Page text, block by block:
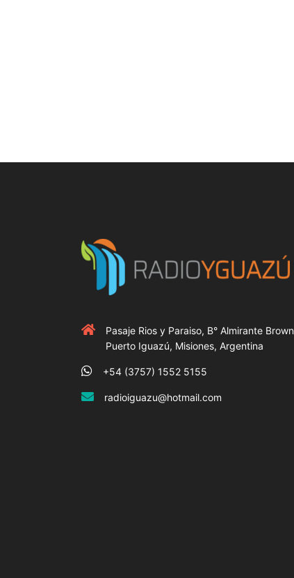
Pasaje Rios y Paraiso, B° Almirante Brown
Puerto Iguazú, Misiones, Argentina
+54 (3757) 1552 5155
radioiguazu@hotmail.com